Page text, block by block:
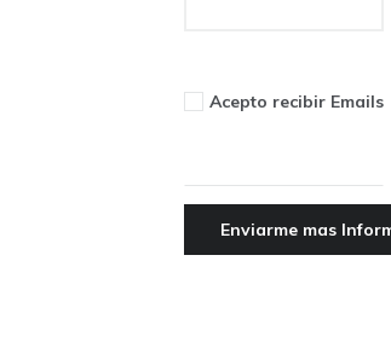
Acepto recibir Emails